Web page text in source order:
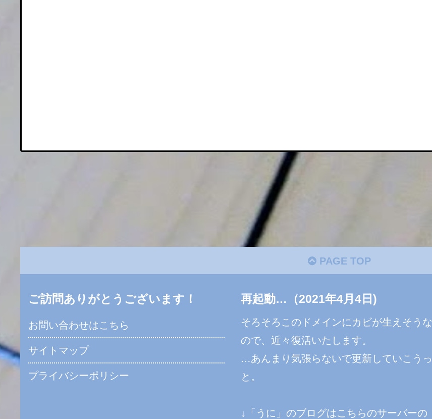
PAGE TOP
ご訪問ありがとうございます！
お問い合わせはこちら
サイトマップ
プライバシーポリシー
再起動…（2021年4月4日)
そろそろこのドメインにカビが生えそうな
ので、近々復活いたします。
…あんまり気張らないで更新していこうっ
と。
↓「うに」のブログはこちらのサーバーの